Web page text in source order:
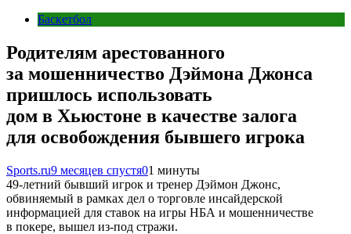
Баскетбол
Родителям арестованного
за мошенничество Дэймона Джонса
пришлось использовать
дом в Хьюстоне в качестве залога
для освобождения бывшего игрока
Sports.ru9 месяцев спустя01 минуты
49-летний бывший игрок и тренер Дэймон Джонс,
обвиняемый в рамках дел о торговле инсайдерской
информацией для ставок на игры НБА и мошенничестве
в покере, вышел из-под стражи.